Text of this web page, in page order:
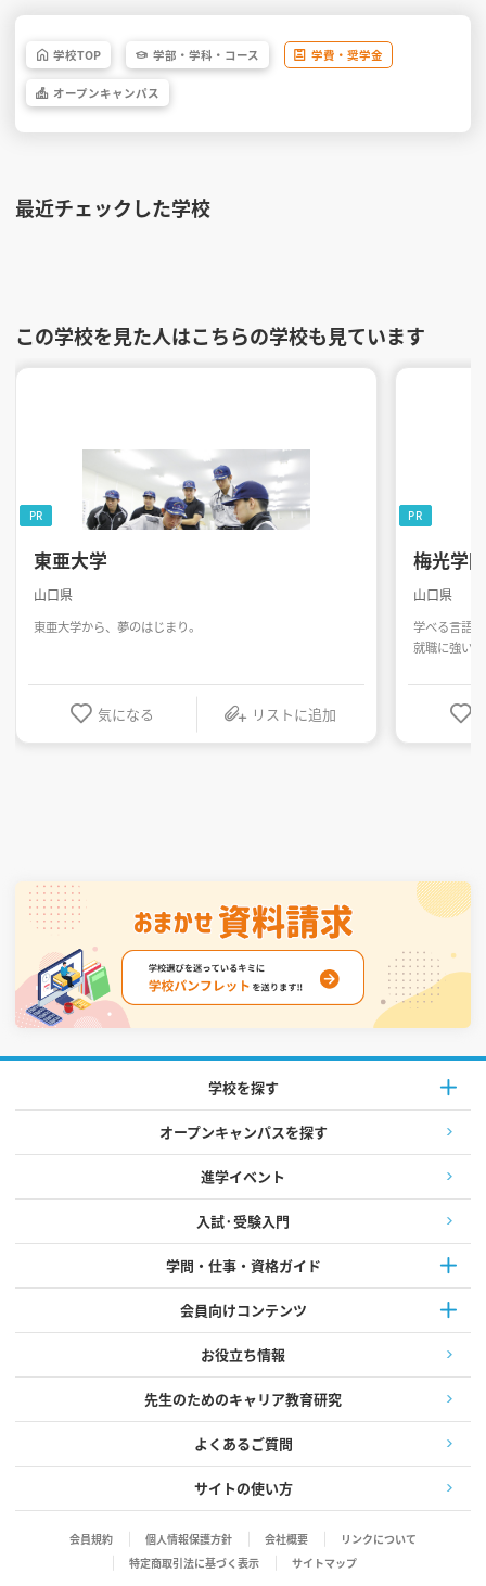
学校TOP 学部・ 学科・ コース 学費・ 奨学金
オープンキャンパス
最近チェックした学校
この学校を見た人はこちらの学校も見ています
東亜大学
山口県
東亜大学から、夢のはじまり。
気になる リストに追加
PR
梅光学
山口県
学べる言語
就職に強い！
PR
学校を探す
オープンキャンパスを探す
進学イベント
入試·受験入門
学問・仕事・資格ガイド
会員向けコンテンツ
お役立ち情報
先生のためのキャリア教育研究
よくあるご質問
サイトの使い方
会員規約 個人情報保護方針 会社概要
リンクについて
特定商取引法に基づく表示
サイトマップ